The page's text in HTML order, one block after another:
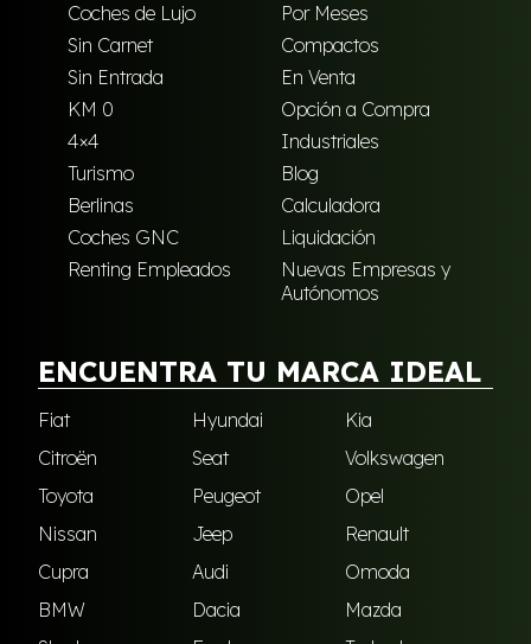
Coches de Lujo
Por Meses
Sin Carnet
Compactos
Sin Entrada
En Venta
KM 0
Opción a Compra
4×4
Industriales
Turismo
Blog
Berlinas
Calculadora
Coches GNC
Liquidación
Renting Empleados
Nuevas Empresas y
Autónomos
ENCUENTRA TU MARCA IDEAL
Fiat Hyundai
Kia
Citroën
Seat
Volkswagen
Toyota
Peugeot
Opel
Nissan
Jeep
Renault
Cupra
Audi
Omoda
BMW
Dacia
Mazda